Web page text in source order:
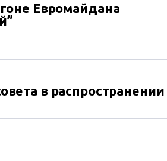
Евромайдана
в распространении